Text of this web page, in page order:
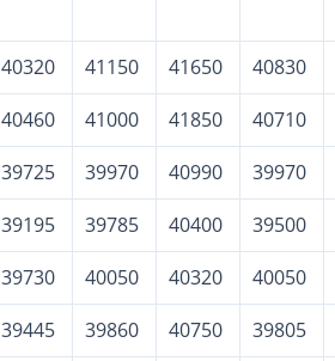
40320 41150 41650
40830
40460 41000 41850
40710
39725 39970 40990
39970
39195 39785 40400
39500
39730 40050 40320
40050
39445 39860 40750
39805